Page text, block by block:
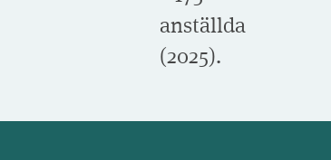
anställda
(2025).